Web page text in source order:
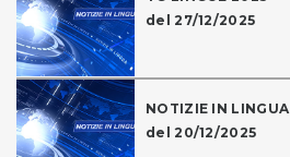
del 27/12/2025
NOTIZIE IN LINGUA
del 20/12/2025